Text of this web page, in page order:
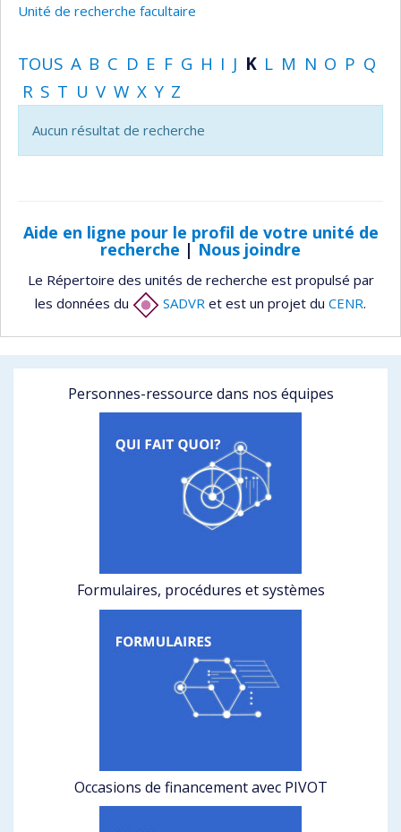
Unité de recherche facultaire
TOUS A B C D E F G H I J K L M N O P Q
R S T U V W X Y Z
Aucun résultat de recherche
Aide en ligne pour le profil de votre unité de
recherche | Nous joindre
Le Répertoire des unités de recherche est propulsé par
les données du
SADVR et est un projet du CENR.
Personnes-ressource dans nos équipes
Formulaires, procédures et systèmes
Occasions de financement avec PIVOT